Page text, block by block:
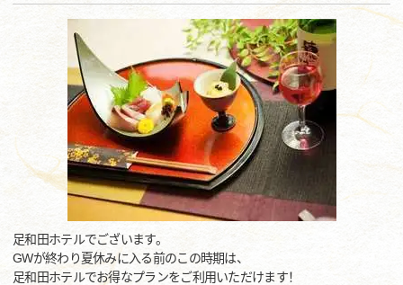
足和田ホテルでございます。
GWが終わり夏休みに入る前のこの時期は、
足和田ホテルでお得なプランをご利用いただけます！